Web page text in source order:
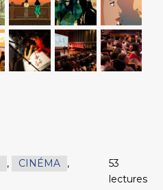
, CINÉMA
,
53
lectures